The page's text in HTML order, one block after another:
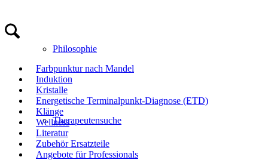
Philosophie
Therapeutensuche
Farbpunktur nach Mandel
Induktion
Kristalle
Energetische Terminalpunkt-Diagnose (ETD)
Klänge
Wellness
Literatur
Zubehör Ersatzteile
Angebote für Professionals